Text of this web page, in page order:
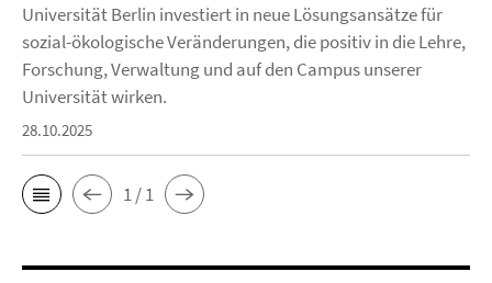
Universität Berlin investiert in neue Lösungsansätze für
sozial-ökologische Veränderungen, die positiv in die Lehre,
Forschung, Verwaltung und auf den Campus unserer
Universität wirken.
28.10.2025
1 / 1